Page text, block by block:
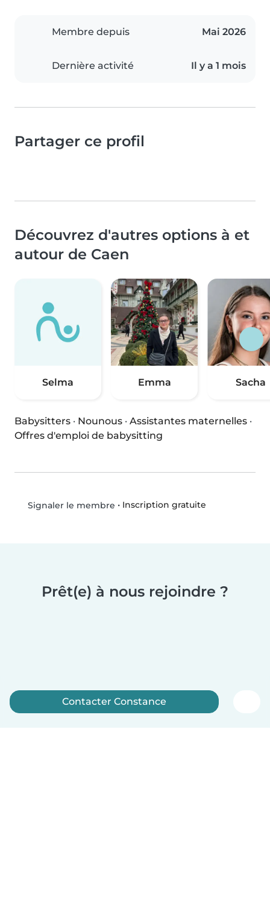
Membre depuis Mai 2026
Dernière activité Il y a 1 mois
Partager ce profil
Découvrez d'autres options à et
autour de Caen
Selma Emma Sacha
Babysitters · Nounous · Assistantes maternelles ·
Offres d'emploi de babysitting
Signaler le membre • Inscription gratuite
Prêt(e) à nous rejoindre ?
Contacter Constance